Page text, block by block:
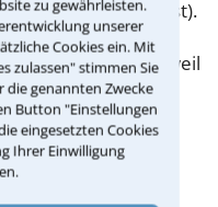
zu gewährleisten.
unserer
Cookies ein. Mit
zulassen" stimmen Sie
genannten Zwecke
Button "Einstellungen
eingesetzten Cookies
Ihrer Einwilligung
mehr möglich ist).
Leistung können
werden – etwa, weil
einem Schaden
erfahrener
Vorgehen in